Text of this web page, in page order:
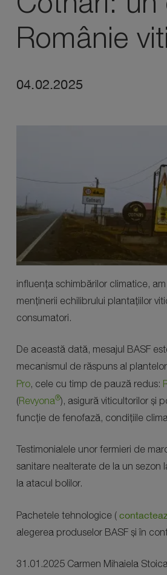
Românie
04.02.2025
influența schimbărilor climatice,
menținerii echilibrului plantațiilor
consumatori.
De această dată, mesajul BASF
mecanismul de răspuns al
Pro, cele cu timp de pauză redus:
(Revyona®), asigură viticultorilor și
funcție de fenofază, condițiile
Testimonialele unor fermieri de
sanitare nealterate de la un sezon
la atacul bolilor.
Pachetele tehnologice (
alegerea produselor BASF și în
31.01.2025 Carmen Mihaiela